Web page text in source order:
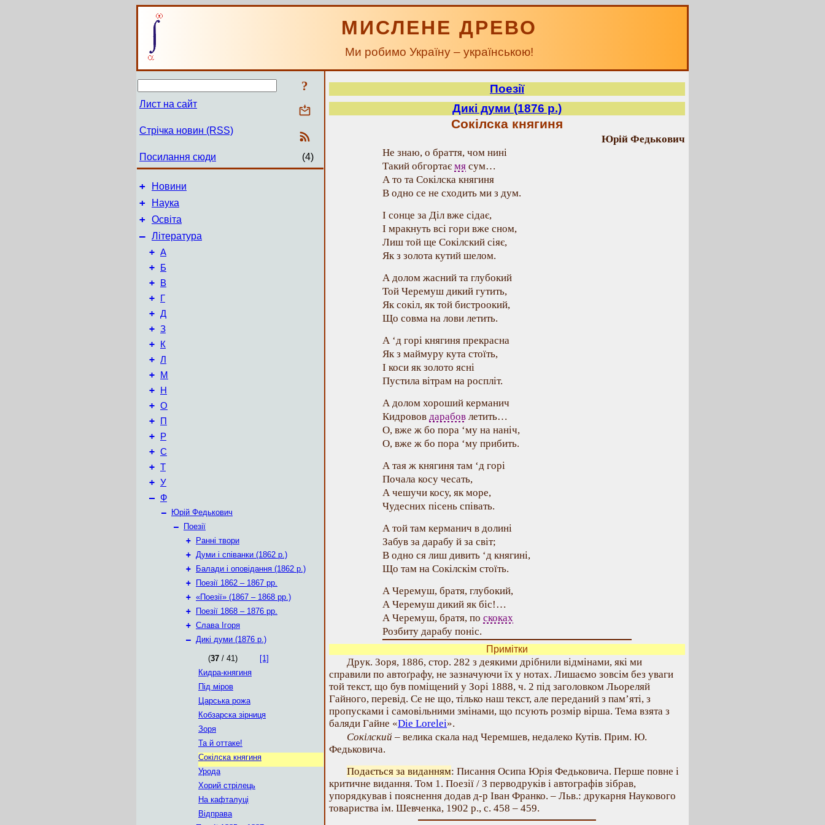
МИСЛЕНЕ ДРЕВО
Ми робимо Україну – українською!
?
Лист на сайт
Стрічка новин (RSS)
Посилання сюди (4)
+ Новини
+ Наука
+ Освіта
– Література
+ А
+ Б
+ В
+ Г
+ Д
+ З
+ К
+ Л
+ М
+ Н
+ О
+ П
+ Р
+ С
+ Т
+ У
– Ф
–
Юрій Федькович
–
Поезії
+
Ранні твори
+ Думи і співанки (1862 р.)
+
Балади і оповідання (1862 р.)
+
Поезії 1862 – 1867 рр.
+ «Поезії» (1867 – 1868 рр.)
+
Поезії 1868 – 1876 рр.
+ Слава Ігоря
– Дикі думи (1876 р.)
(37 / 41)
[1]
Кидра-княгиня
Під міров
Царська рожа
Кобзарска зірниця
Зоря
Та й оттаке!
Сокілска княгиня
Урода
Хорий стрілець
На кафталуці
Відправа
Поезії
Дикі думи (1876 р.)
Сокілска княгиня
Юрій Федькович
Не знаю, о браття, чом нині
Такий обгортає мя сум…
А то та Сокілска княгиня
В одно се не сходить ми з дум.
І сонце за Діл вже сідає,
І мракнуть всі гори вже сном,
Лиш той ще Сокілский сіяє,
Як з золота кутий шелом.
А долом жасний та глубокий
Той Черемуш дикий гутить,
Як сокіл, як той бистроокий,
Що совма на лови летить.
А ‘д горі княгиня прекрасна
Як з маймуру кута стоїть,
І коси як золото ясні
Пустила вітрам на роспліт.
А долом хороший керманич
Кидровов дарабов летить…
О, вже ж бо пора ‘му на наніч,
О, вже ж бо пора ‘му прибить.
А тая ж княгиня там ‘д горі
Почала косу чесать,
А чешучи косу, як море,
Чудесних пісень співать.
А той там керманич в долині
Забув за дарабу й за світ;
В одно ся лиш дивить ‘д княгині,
Що там на Cокілскім стоїть.
А Черемуш, братя, глубокий,
А Черемуш дикий як біс!…
А Черемуш, братя, по скоках
Розбиту дарабу поніс.
Примітки
Друк. Зоря, 1886, стор. 282 з деякими дрібнили відмінами, які ми
справили по автоґрафу, не зазначуючи їх у нотах. Лишаємо зовсім без уваги
той текст, що був поміщений у Зорі 1888, ч. 2 під заголовком Льореляй
Гайного, перевід. Се не що, тілько наш текст, але переданий з пам’яті, з
пропусками і самовільними змінами, що псують розмір вірша. Тема взята з
баляди Гайне «Die Lorelei».
Сокілский – велика скала над Черемшев, недалеко Кутів. Прим. Ю.
Федьковича.
Подається за виданням: Писання Осипа Юрія Федьковича. Перше повне і
критичне видання. Том 1. Поезії / З перводруків і автографів зібрав,
упорядкував і пояснення додав д-р Іван Франко. – Льв.: друкарня Наукового
товариства ім. Шевченка, 1902 р., с. 458 – 459.